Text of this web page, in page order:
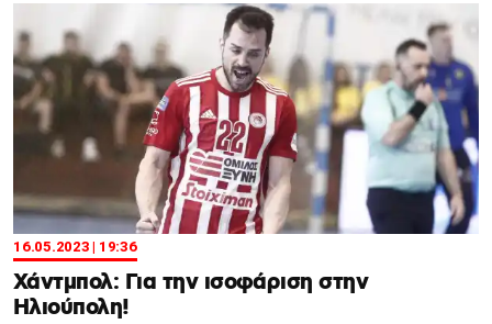
16.05.2023 | 19:36
Χάντμπολ: Για την ισοφάριση στην
Ηλιούπολη!